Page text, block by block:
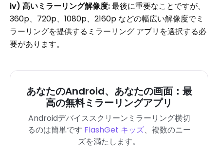
iv) 高いミラーリング解像度:最後に重要なことですが、
360p、720p、1080p、2160p などの幅広い解像度でミ
ラーリングを提供するミラーリング アプリを選択する必
要があります。
あなたのAndroid、あなたの画面：最
高の無料ミラーリングアプリ
Androidデバイススクリーンミラーリング横切
るのは簡単です FlashGet キッズ、複数のニー
ズを満たします。